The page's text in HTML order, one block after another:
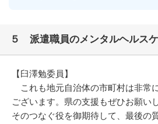
５ 派遣職員のメンタルヘルス
【臼澤勉委員】
これも地元自治体の市町村は非常
ございます。県の支援もぜひお願い
そのつなぐ役を御期待して、最後の